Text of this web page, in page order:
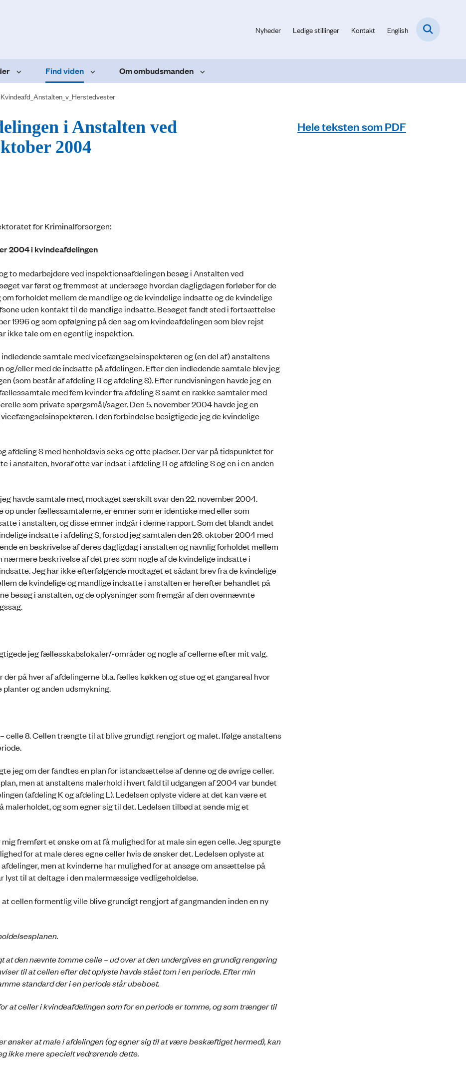
Nyheder Ledige stillinger Kontakt English
Find viden Om ombudsmanden
Kvindeafd_Anstalten_v_Herstedvester
i Anstalten ved
2004
for Kriminalforsorgen:
2004 i kvindeafdelingen
to medarbejdere ved inspektionsafdelingen besøg i Anstalten ved
var først og fremmest at undersøge hvordan dagligdagen forløber for de
forholdet mellem de mandlige og de kvindelige indsatte og de kvindelige
uden kontakt til de mandlige indsatte. Besøget fandt sted i fortsættelse
1996 og som opfølgning på den sag om kvindeafdelingen som blev rejst
ikke tale om en egentlig inspektion.
samtale med vicefængselsinspektøren og (en del af) anstaltens
eller med de indsatte på afdelingen. Efter den indledende samtale blev jeg
(som består af afdeling R og afdeling S). Efter rundvisningen havde jeg en
med fem kvinder fra afdeling S samt en række samtaler med
som private spørgsmål/sager. Den 5. november 2004 havde jeg en
I den forbindelse besigtigede jeg de kvindelige
afdeling S med henholdsvis seks og otte pladser. Der var på tidspunktet for
anstalten, hvoraf otte var indsat i afdeling R og afdeling S og en i en anden
havde samtale med, modtaget særskilt svar den 22. november 2004.
under fællessamtalerne, er emner som er identiske med eller som
i anstalten, og disse emner indgår i denne rapport. Som det blandt andet
indsatte i afdeling S, forstod jeg samtalen den 26. oktober 2004 med
en beskrivelse af deres dagligdag i anstalten og navnlig forholdet mellem
beskrivelse af det pres som nogle af de kvindelige indsatte i
Jeg har ikke efterfølgende modtaget et sådant brev fra de kvindelige
de kvindelige og mandlige indsatte i anstalten er herefter behandlet på
besøg i anstalten, og de oplysninger som fremgår af den ovennævnte
jeg fællesskabslokaler/-områder og nogle af cellerne efter mit valg.
på hver af afdelingerne bl.a. fælles køkken og stue og et gangareal hvor
og anden udsmykning.
celle 8. Cellen trængte til at blive grundigt rengjort og malet. Ifølge anstaltens
jeg om der fandtes en plan for istandsættelse af denne og de øvrige celler.
men at anstaltens malerhold i hvert fald til udgangen af 2004 var bundet
(afdeling K og afdeling L). Ledelsen oplyste videre at det kan være et
og som egner sig til det. Ledelsen tilbød at sende mig et
fremført et ønske om at få mulighed for at male sin egen celle. Jeg spurgte
for at male deres egne celler hvis de ønsker det. Ledelsen oplyste at
men at kvinderne har mulighed for at ansøge om ansættelse på
lyst til at deltage i den malermæssige vedligeholdelse.
cellen formentlig ville blive grundigt rengjort af gangmanden inden en ny
den nævnte tomme celle – ud over at den undergives en grundig rengøring
til at cellen efter det oplyste havde stået tom i en periode. Efter min
standard der i en periode står ubeboet.
at celler i kvindeafdelingen som for en periode er tomme, og som trænger til
ønsker at male i afdelingen (og egner sig til at være beskæftiget hermed), kan
ikke mere specielt vedrørende dette.
Hele teksten som PDF